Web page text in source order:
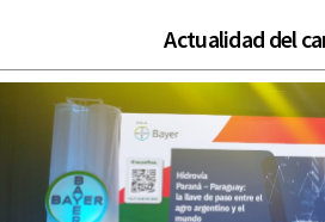
Actualidad del